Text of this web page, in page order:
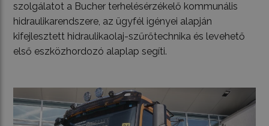
szolgálatot a Bucher terhelésérzékelő kommunális
hidraulikarendszere, az ügyfél igényei alapján
kifejlesztett hidraulikaolaj-szűrőtechnika és levehető
első eszközhordozó alaplap segíti.